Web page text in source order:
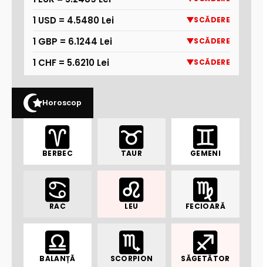
1 USD = 4.5480 Lei SCĂDERE
1 GBP = 6.1244 Lei SCĂDERE
1 CHF = 5.6210 Lei SCĂDERE
Horoscop
BERBEC TAUR GEMENI
RAC LEU FECIOARĂ
BALANȚĂ SCORPION SĂGETĂTOR